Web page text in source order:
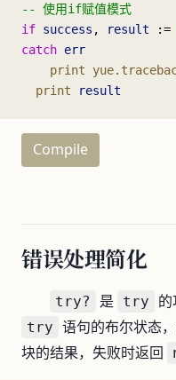
-- 使用if赋值模式
if success , result :=
catch err
    print
  print
result
Compile
错误处理简化
try? 是 try
try 语句的布尔状态
块的结果，失败时返回